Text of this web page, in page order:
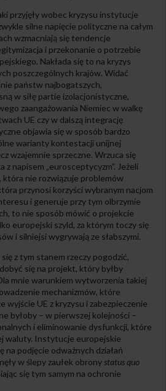
przyjęły wobec kryzysu instytucje
silne napięcie polityczne na całym
wzmacniają się tendencje
i przekonanie o potrzebie
Nakłada się to na kryzys
poszczególnych krajów. Widać
państw najbogatszych,
w siłę partie izolacjonistyczne,
zaangażowania Niemiec w walkę
UE czy w dalszą integrację
objawia się w sposób bardzo
warianty kontestacji unijnej
wzajemnie sprzeczne. Wrzuca się
napisem „eurosceptycyzm”. Jeżeli
która nie rozwiązuje problemów
przynosi korzyści wybranym nacjom
i generuje przy tym olbrzymie
to nie sposób mówić o projekcie
europejski szyld, za którym toczy się
i silniejsi wygrywają ze słabszymi.
z tym stanem rzeczy pogodzić,
się na projekt, który byłby
mnie warunkiem wytworzenia takiej
mechanizmów, które
wyjście UE z kryzysu i zabezpieczenie
byłoby – w pierwszej kolejności –
i eliminowanie dysfunkcji, które
waluty. Instytucje europejskie
na podjęcie odważnych działań
w ślepy zaułek obrony status quo
się tym samym na ochronie